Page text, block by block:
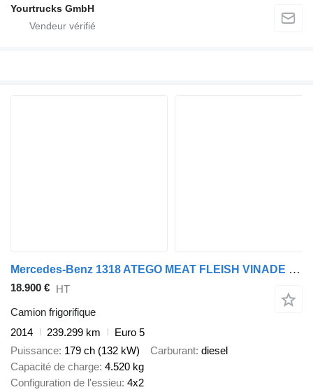
Yourtrucks GmbH
Mercedes-Benz 1318 ATEGO MEAT FLEISH VINADE CARRIER SUPRA 550
18.900 € HT
Camion frigorifique
2014
239.299 km
Euro 5
Puissance 179 ch (132 kW) Carburant diesel
Capacité de charge 4.520 kg
Configuration de l'essieu 4x2